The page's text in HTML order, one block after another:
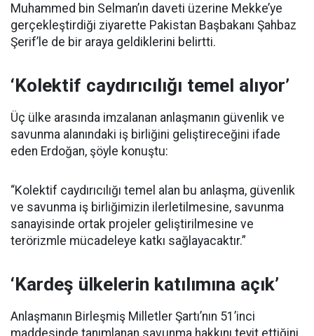
Muhammed bin Selman’ın daveti üzerine Mekke’ye
gerçekleştirdiği ziyarette Pakistan Başbakanı Şahbaz
Şerif’le de bir araya geldiklerini belirtti.
‘Kolektif caydırıcılığı temel alıyor’
Üç ülke arasında imzalanan anlaşmanın güvenlik ve
savunma alanındaki iş birliğini geliştireceğini ifade
eden Erdoğan, şöyle konuştu:
“Kolektif caydırıcılığı temel alan bu anlaşma, güvenlik
ve savunma iş birliğimizin ilerletilmesine, savunma
sanayisinde ortak projeler geliştirilmesine ve
terörizmle mücadeleye katkı sağlayacaktır.”
‘Kardeş ülkelerin katılımına açık’
Anlaşmanın Birleşmiş Milletler Şartı’nın 51’inci
maddesinde tanımlanan savunma hakkını teyit ettiğini